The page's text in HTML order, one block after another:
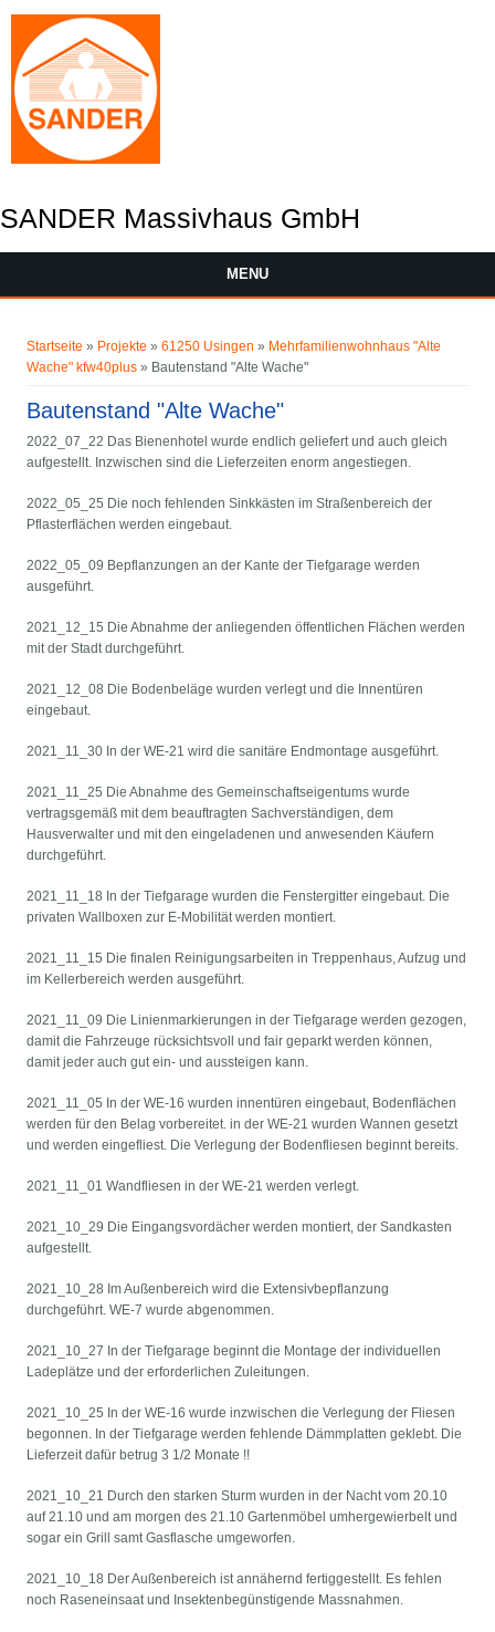
SANDER Massivhaus GmbH
MENU
Startseite » Projekte »61250 Usingen » Mehrfamilienwohnhaus "Alte
Wache" kfw40plus » Bautenstand "Alte Wache"
Bautenstand "Alte Wache"
2022_07_22 Das Bienenhotel wurde endlich geliefert und auch gleich
aufgestellt. Inzwischen sind die Lieferzeiten enorm angestiegen.
2022_05_25 Die noch fehlenden Sinkkästen im Straßenbereich der
Pflasterflächen werden eingebaut.
2022_05_09 Bepflanzungen an der Kante der Tiefgarage werden
ausgeführt.
2021_12_15 Die Abnahme der anliegenden öffentlichen Flächen werden
mit der Stadt durchgeführt.
2021_12_08 Die Bodenbeläge wurden verlegt und die Innentüren
eingebaut.
2021_11_30 In der WE-21 wird die sanitäre Endmontage ausgeführt.
2021_11_25 Die Abnahme des Gemeinschaftseigentums wurde
vertragsgemäß mit dem beauftragten Sachverständigen, dem
Hausverwalter und mit den eingeladenen und anwesenden Käufern
durchgeführt.
2021_11_18 In der Tiefgarage wurden die Fenstergitter eingebaut. Die
privaten Wallboxen zur E-Mobilität werden montiert.
2021_11_15 Die finalen Reinigungsarbeiten in Treppenhaus, Aufzug und
im Kellerbereich werden ausgeführt.
2021_11_09 Die Linienmarkierungen in der Tiefgarage werden gezogen,
damit die Fahrzeuge rücksichtsvoll und fair geparkt werden können,
damit jeder auch gut ein- und aussteigen kann.
2021_11_05 In der WE-16 wurden innentüren eingebaut, Bodenflächen
werden für den Belag vorbereitet. in der WE-21 wurden Wannen gesetzt
und werden eingefliest. Die Verlegung der Bodenfliesen beginnt bereits.
2021_11_01 Wandfliesen in der WE-21 werden verlegt.
2021_10_29 Die Eingangsvordächer werden montiert, der Sandkasten
aufgestellt.
2021_10_28 Im Außenbereich wird die Extensivbepflanzung
durchgeführt. WE-7 wurde abgenommen.
2021_10_27 In der Tiefgarage beginnt die Montage der individuellen
Ladeplätze und der erforderlichen Zuleitungen.
2021_10_25 In der WE-16 wurde inzwischen die Verlegung der Fliesen
begonnen. In der Tiefgarage werden fehlende Dämmplatten geklebt. Die
Lieferzeit dafür betrug 3 1/2 Monate !!
2021_10_21 Durch den starken Sturm wurden in der Nacht vom 20.10
auf 21.10 und am morgen des 21.10 Gartenmöbel umhergewierbelt und
sogar ein Grill samt Gasflasche umgeworfen.
2021_10_18 Der Außenbereich ist annähernd fertiggestellt. Es fehlen
noch Raseneinsaat und Insektenbegünstigende Massnahmen.